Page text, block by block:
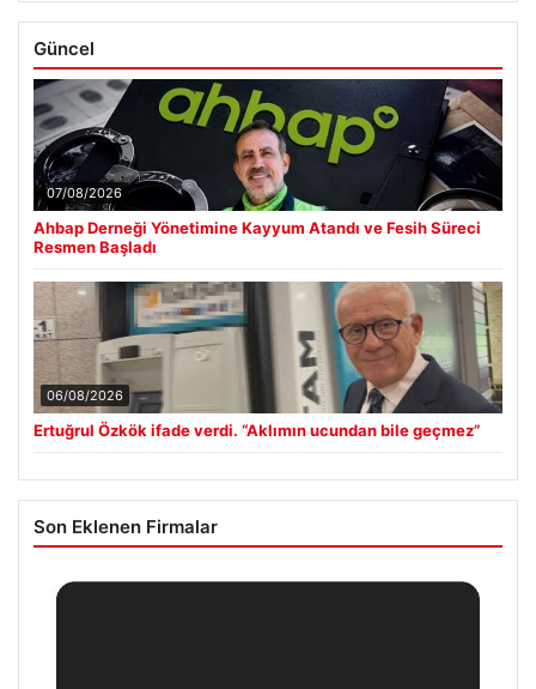
Güncel
07/08/2026
Ahbap Derneği Yönetimine Kayyum Atandı ve Fesih Süreci
Resmen Başladı
06/08/2026
Ertuğrul Özkök ifade verdi. “Aklımın ucundan bile geçmez”
Son Eklenen Firmalar